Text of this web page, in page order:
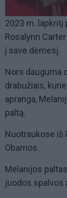
2023 m.
Rosalynn
į save dėmesį.
Nors dauguma
drabužiais,
apranga,
paltą.
Nuotraukose iš
Obamos.
Melanijos
juodos spalvos